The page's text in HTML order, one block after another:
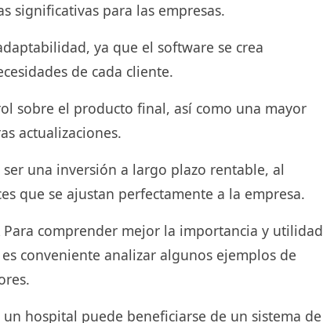
significativas para las empresas.
ya que el software se crea
de cada cliente.
sobre el producto final, así como una mayor
actualizaciones.
una inversión a largo plazo rentable, al
que se ajustan perfectamente a la empresa.
Para comprender mejor la importancia y utilidad
conveniente analizar algunos ejemplos de
hospital puede beneficiarse de un sistema de